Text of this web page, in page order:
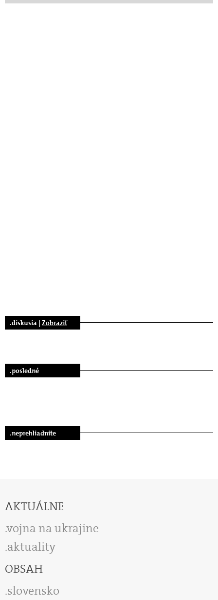
.diskusia | Zobraziť
.posledné
.neprehliadnite
AKTUÁLNE
vojna na ukrajine
aktuality
OBSAH
slovensko